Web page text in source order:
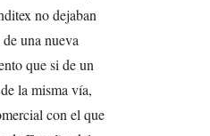
no dejaban
una nueva
que si de un
la misma vía,
con el que